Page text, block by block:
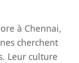
à Chennai,
cherchent
Leur culture